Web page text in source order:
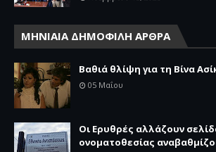
ΜΗΝΙΑΙΑ ΔΗΜΟΦΙΛΗ ΑΡΘΡΑ
Βαθιά θλίψη για τη Βίνα
05 Μαΐου
Οι Ερυθρές αλλάζουν
ονοματοθεσίας